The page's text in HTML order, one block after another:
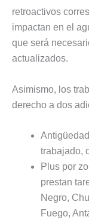
retroactivos
impactan en el
que será
actualizados.
Asimismo, los
derecho a dos
trabajado,
Plus por
prestan
Negro,
Fuego,